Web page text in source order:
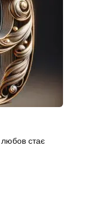
любов стає